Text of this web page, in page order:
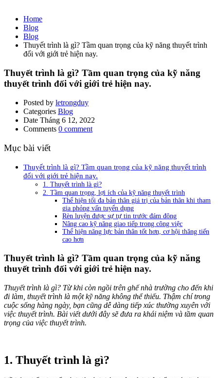
Home
Blog
Blog
Thuyết trình là gì? Tầm quan trọng của kỹ năng thuyết trình
đối với giới trẻ hiện nay.
Thuyết trình là gì? Tầm quan trọng của kỹ năng
thuyết trình đối với giới trẻ hiện nay.
Posted by letrongduy
Categories Blog
Date Tháng 6 12, 2022
Comments 0 comment
Mục bài viết
Thuyết trình là gì? Tầm quan trọng của kỹ năng thuyết trình
đối với giới trẻ hiện nay.
1. Thuyết trình là gì?
2. Tầm quan trọng, lợi ích của kỹ năng thuyết trình
Thể hiện tối đa bản thân giá trị của bản thân khi tham
gia phỏng vấn tuyển dụng
Rèn luyện được sự tự tin trước đám đông
Nâng cao kỹ năng giao tiếp trong công việc
Thể hiện năng lực bản thân tốt hơn, cơ hội thăng tiến
cao hơn
Thuyết trình là gì? Tầm quan trọng của kỹ năng
thuyết trình đối với giới trẻ hiện nay.
Thuyết trình là gì? Từ khi còn ngồi trên ghế nhà trường cho đến khi
đi làm, thuyết trình là một kỹ năng không thể thiếu. Thậm chí trong
cuộc sống hàng ngày, bạn cũng dễ dàng tiếp xúc thường xuyên với
việc thuyết trình. Bài viết dưới đây sẽ đưa ra khái niệm và tầm quan
trọng của việc thuyết trình.
1. Thuyết trình là gì?